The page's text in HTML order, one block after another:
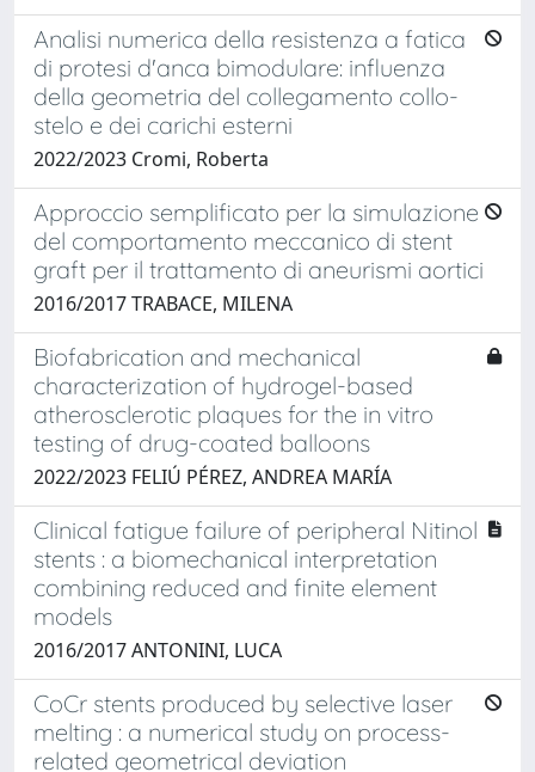
Analisi numerica della resistenza a fatica
di protesi d'anca bimodulare: influenza
della geometria del collegamento collo-
stelo e dei carichi esterni
2022/2023 Cromi, Roberta
Approccio semplificato per la simulazione
del comportamento meccanico di stent
graft per il trattamento di aneurismi aortici
2016/2017 TRABACE, MILENA
Biofabrication and mechanical
characterization of hydrogel-based
atherosclerotic plaques for the in vitro
testing of drug-coated balloons
2022/2023 FELIÚ PÉREZ, ANDREA MARÍA
Clinical fatigue failure of peripheral Nitinol
stents : a biomechanical interpretation
combining reduced and finite element
models
2016/2017 ANTONINI, LUCA
CoCr stents produced by selective laser
melting : a numerical study on process-
related geometrical deviation